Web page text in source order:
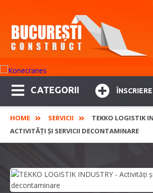
CATEGORII
HOME SERVICII
TEKKO LOGISTIK
ACTIVITĂŢI ŞI SERVICII DECONTAMINARE